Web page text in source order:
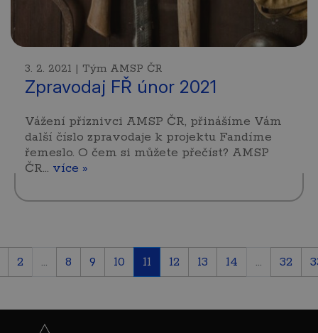
3. 2. 2021 | Tým AMSP ČR
Zpravodaj FŘ únor 2021
Vážení příznivci AMSP ČR, přinášíme Vám
další číslo zpravodaje k projektu Fandíme
řemeslo. O čem si můžete přečíst? AMSP
ČR… více »
2 ... 8 9 10 11 12 13 14 ... 32